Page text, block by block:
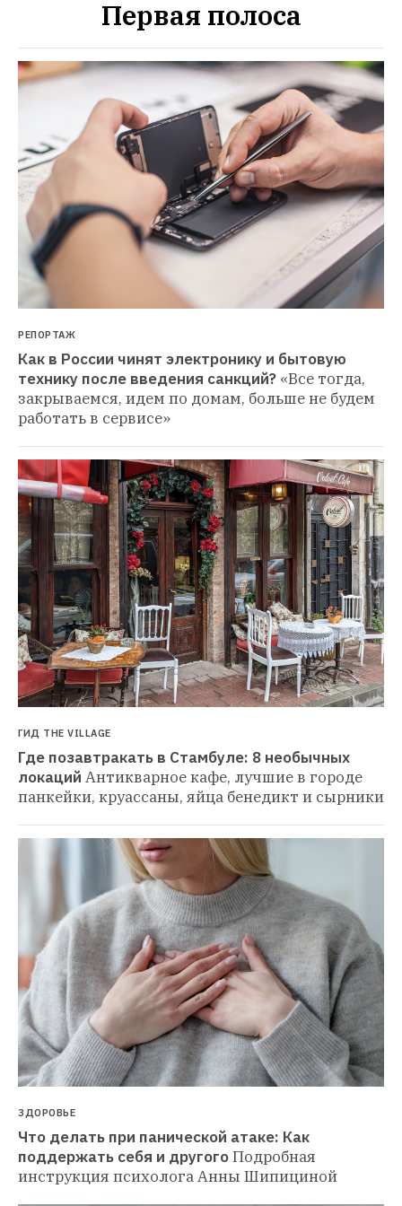
Первая полоса
РЕПОРТАЖ
Как в России чинят электронику и бытовую
технику после введения санкций? «Все тогда,
закрываемся, идем по домам, больше не будем
работать в сервисе»
ГИД THE VILLAGE
Где позавтракать в Стамбуле: 8 необычных
локаций Антикварное кафе, лучшие в городе
панкейки, круассаны, яйца бенедикт и сырники
ЗДОРОВЬЕ
Что делать при панической атаке: Как
поддержать себя и другогоПодробная
инструкция психолога Анны Шипициной